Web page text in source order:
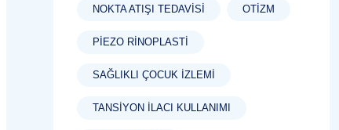
NOKTA ATIŞI TEDAVISI OTIZM
PIEZO RINOPLASTI
SAĞLIKLI ÇOCUK İZLEMI
TANSIYON ILACI KULLANIMI